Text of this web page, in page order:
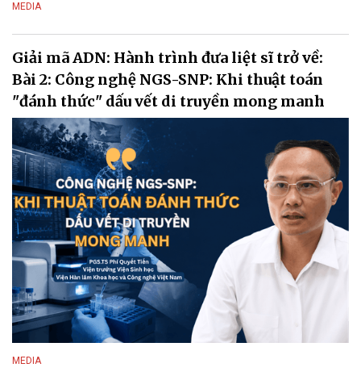
MEDIA
Giải mã ADN: Hành trình đưa liệt sĩ trở về:
Bài 2: Công nghệ NGS-SNP: Khi thuật toán
"đánh thức" dấu vết di truyền mong manh
MEDIA